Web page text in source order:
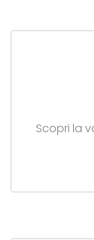
Scopri la